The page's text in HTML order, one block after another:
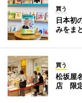
買う
日本初
みをま
買う
松坂屋
店 限